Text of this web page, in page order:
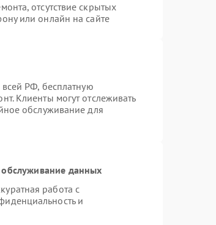
отсутствие скрытых
или онлайн на сайте
РФ, бесплатную
Клиенты могут отслеживать
обслуживание для
данных
работа с
и